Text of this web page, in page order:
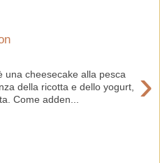
›
una cheesecake alla pesca
della ricotta e dello yogurt,
Come adden...